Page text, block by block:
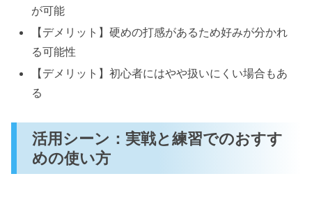
が可能
【デメリット】硬めの打感があるため好みが分かれ
る可能性
【デメリット】初心者にはやや扱いにくい場合もあ
る
活用シーン：実戦と練習でのおすす
めの使い方